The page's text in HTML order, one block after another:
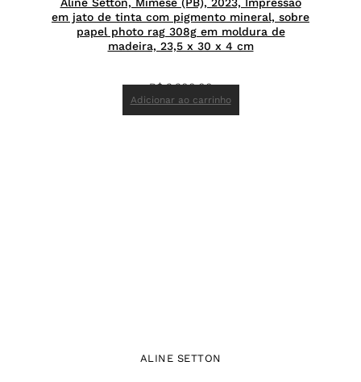
em jato de tinta com pigmento mineral, sobre
papel photo rag 308g em moldura de
madeira, 23,5 x 30 x 4 cm
R$3.300,00
Adicionar ao carrinho
ALINE SETTON